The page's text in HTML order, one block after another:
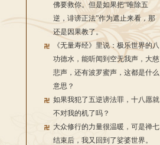
佛要救你。但是如果把“唯除五
逆，诽谤正法”作为遮止来看，那
还是因果教了。
《无量寿经》里说：极乐世界的八
功德水，能听闻到空无我声，大慈
悲声，还有波罗蜜声，这都是什么
意思？
如果我犯了五逆谤法罪，十八愿就
不对我的机了吗？
大众修行的力量很温暖，可是禅七
结束后，我又回到了娑婆世界。